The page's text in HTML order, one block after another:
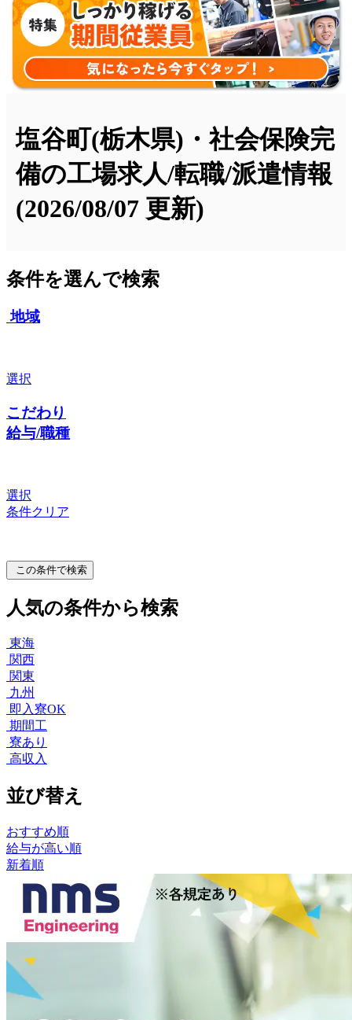
塩谷町(栃木県)・社会保険完
備の工場求人/転職/派遣情報
(2026/08/07 更新)
条件を選んで検索
地域
選択
こだわり
給与/職種
選択
条件クリア
この条件で検索
人気の条件から検索
東海
関西
関東
九州
即入寮OK
期間工
寮あり
高収入
並び替え
おすすめ順
給与が高い順
新着順